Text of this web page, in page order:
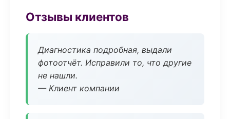
Отзывы клиентов
Диагностика подробная, выдали
фотоотчёт. Исправили то, что другие
не нашли.
— Клиент компании